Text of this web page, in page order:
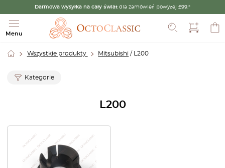
Darmowa wysyłka na cały świat dla zamówień powyżej £99.*
Menu
Szukaj
Wszystkie produkty Mitsubishi / L200
Kategorie
L200